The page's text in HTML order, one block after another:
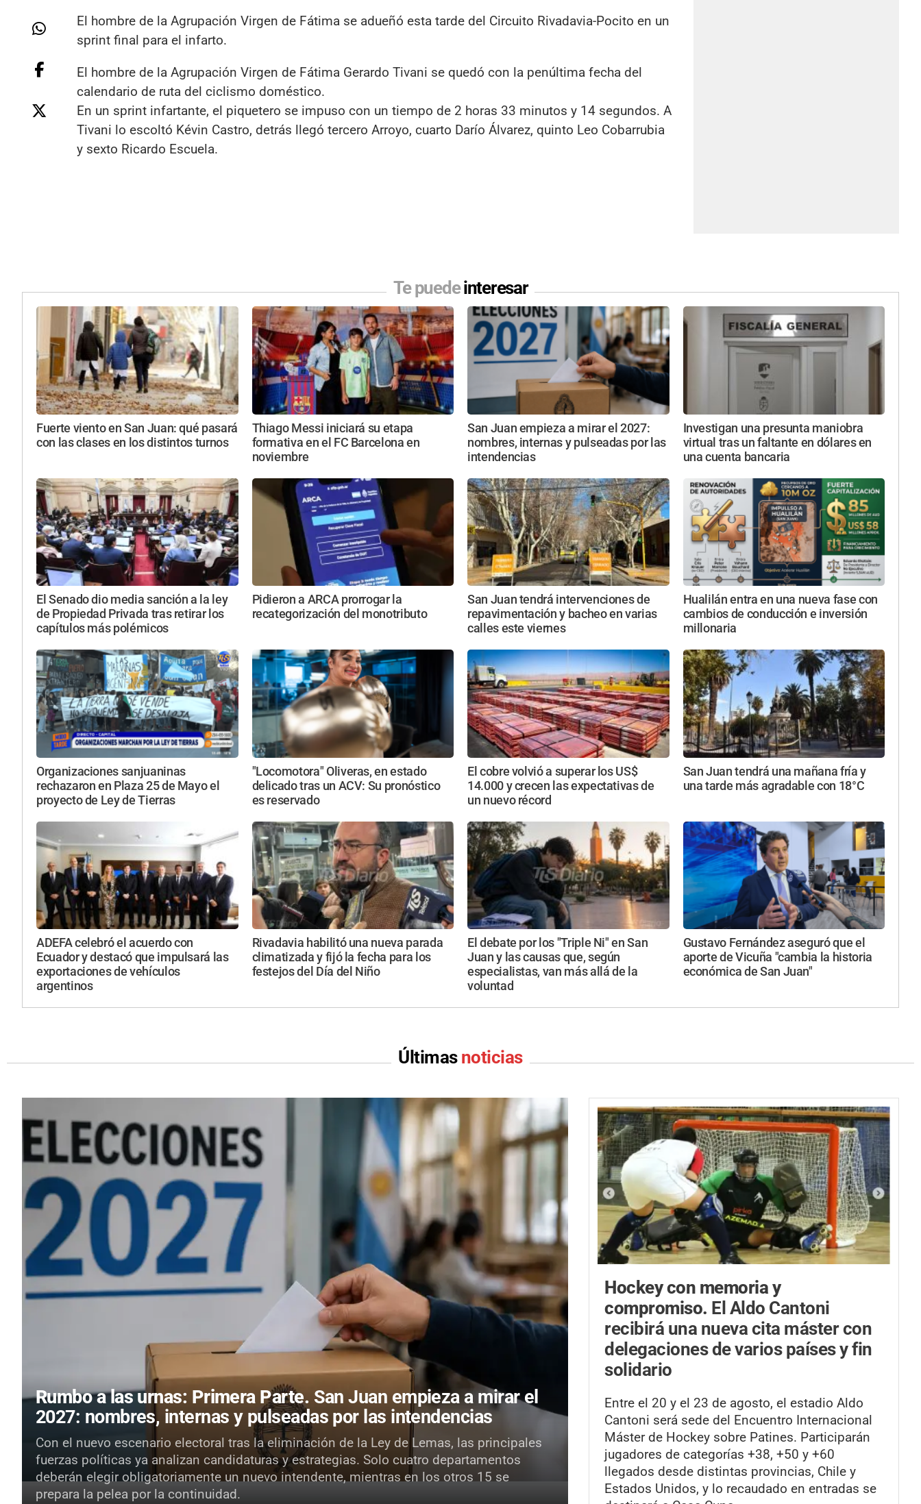
El hombre de la Agrupación Virgen de Fátima se adueñó esta tarde del Circuito Rivadavia-Pocito en un
sprint final para el infarto.
El hombre de la Agrupación Virgen de Fátima Gerardo Tivani se quedó con la penúltima fecha del
calendario de ruta del ciclismo doméstico.
En un sprint infartante, el piquetero se impuso con un tiempo de 2 horas 33 minutos y 14 segundos. A
Tivani lo escoltó Kévin Castro, detrás llegó tercero Arroyo, cuarto Darío Álvarez, quinto Leo Cobarrubia
y sexto Ricardo Escuela.
Te puedeinteresar
Fuerte viento en San Juan: qué pasará
con las clases en los distintos turnos
Thiago Messi iniciará su etapa
formativa en el FC Barcelona en
noviembre
San Juan empieza a mirar el 2027:
nombres, internas y pulseadas por las
intendencias
Investigan una presunta maniobra
virtual tras un faltante en dólares en
una cuenta bancaria
El Senado dio media sanción a la ley
de Propiedad Privada tras retirar los
capítulos más polémicos
Pidieron a ARCA prorrogar la
recategorización del monotributo
San Juan tendrá intervenciones de
repavimentación y bacheo en varias
calles este viernes
Hualilán entra en una nueva fase con
cambios de conducción e inversión
millonaria
Organizaciones sanjuaninas
rechazaron en Plaza 25 de Mayo el
proyecto de Ley de Tierras
"Locomotora" Oliveras, en estado
delicado tras un ACV: Su pronóstico
es reservado
El cobre volvió a superar los US$
14.000 y crecen las expectativas de
un nuevo récord
San Juan tendrá una mañana fría y
una tarde más agradable con 18°C
ADEFA celebró el acuerdo con
Ecuador y destacó que impulsará las
exportaciones de vehículos
argentinos
Rivadavia habilitó una nueva parada
climatizada y fijó la fecha para los
festejos del Día del Niño
El debate por los "Triple Ni" en San
Juan y las causas que, según
especialistas, van más allá de la
voluntad
Gustavo Fernández aseguró que el
aporte de Vicuña "cambia la historia
económica de San Juan"
Últimas noticias
Rumbo a las urnas: Primera Parte. San Juan empieza a mirar el
2027: nombres, internas y pulseadas por las intendencias
Con el nuevo escenario electoral tras la eliminación de la Ley de Lemas, las principales
fuerzas políticas ya analizan candidaturas y estrategias. Solo cuatro departamentos
deberán elegir obligatoriamente un nuevo intendente, mientras en los otros 15 se
prepara la pelea por la continuidad.
Hockey con memoria y
compromiso. El Aldo Cantoni
recibirá una nueva cita máster con
delegaciones de varios países y fin
solidario
Entre el 20 y el 23 de agosto, el estadio Aldo
Cantoni será sede del Encuentro Internacional
Máster de Hockey sobre Patines. Participarán
jugadores de categorías +38, +50 y +60
llegados desde distintas provincias, Chile y
Estados Unidos, y lo recaudado en entradas se